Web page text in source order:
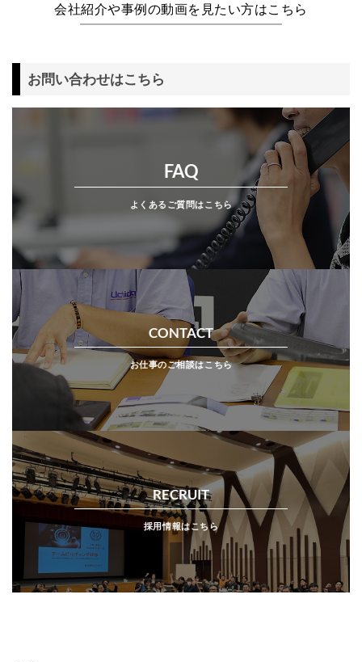
会社紹介や事例の動画を見たい方はこちら
お問い合わせはこちら
FAQ
よくあるご質問はこちら
CONTACT
お仕事のご相談はこちら
RECRUIT
採用情報はこちら